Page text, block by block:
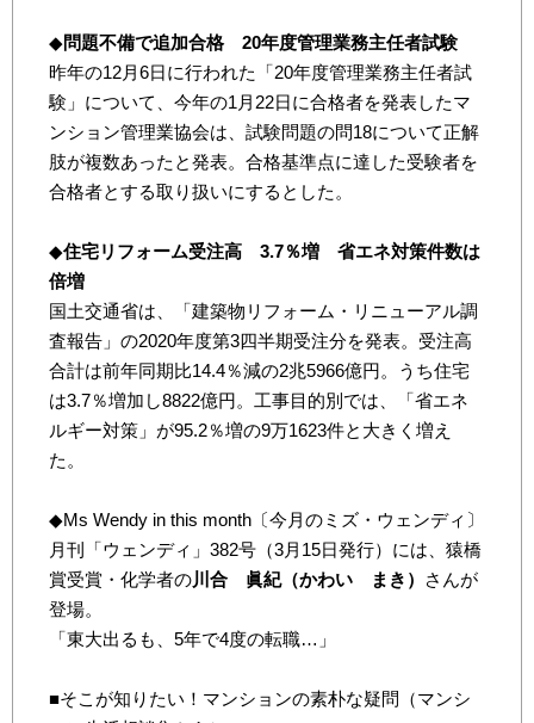
◆問題不備で追加合格 20年度管理業務主任者試験
昨年の12月6日に行われた「20年度管理業務主任者試
験」について、今年の1月22日に合格者を発表したマ
ンション管理業協会は、試験問題の問18について正解
肢が複数あったと発表。合格基準点に達した受験者を
合格者とする取り扱いにするとした。
◆住宅リフォーム受注高 3.7％増 省エネ対策件数は
倍増
国土交通省は、「建築物リフォーム・リニューアル調
査報告」の2020年度第3四半期受注分を発表。受注高
合計は前年同期比14.4％減の2兆5966億円。うち住宅
は3.7％増加し8822億円。工事目的別では、「省エネ
ルギー対策」が95.2％増の9万1623件と大きく増え
た。
◆Ms Wendy in this month〔今月のミズ・ウェンディ〕
月刊「ウェンディ」382号（3月15日発行）には、猿橋
賞受賞・化学者の川合 眞紀（かわい まき）
さんが
登場。
「東大出るも、5年で4度の転職…」
■そこが知りたい！マンションの素朴な疑問（マンシ